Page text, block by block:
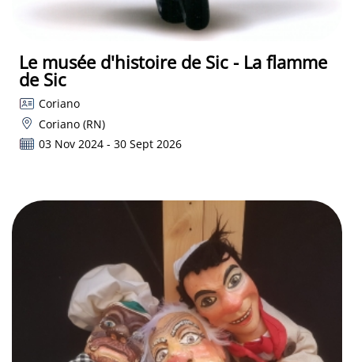
Le musée d'histoire de Sic - La flamme
de Sic
Coriano
Coriano (RN)
03 Nov 2024 - 30 Sept 2026